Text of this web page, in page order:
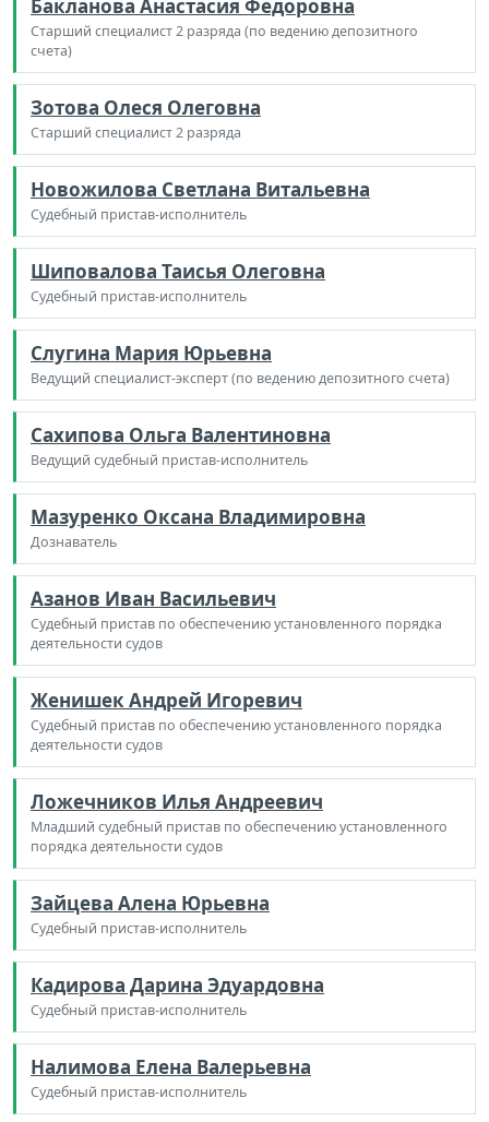
Бакланова Анастасия Федоровна
Старший специалист 2 разряда (по ведению депозитного
счета)
Зотова Олеся Олеговна
Старший специалист 2 разряда
Новожилова Светлана Витальевна
Судебный пристав-исполнитель
Шиповалова Таисья Олеговна
Судебный пристав-исполнитель
Слугина Мария Юрьевна
Ведущий специалист-эксперт (по ведению депозитного счета)
Сахипова Ольга Валентиновна
Ведущий судебный пристав-исполнитель
Мазуренко Оксана Владимировна
Дознаватель
Азанов Иван Васильевич
Судебный пристав по обеспечению установленного порядка
деятельности судов
Женишек Андрей Игоревич
Судебный пристав по обеспечению установленного порядка
деятельности судов
Ложечников Илья Андреевич
Младший судебный пристав по обеспечению установленного
порядка деятельности судов
Зайцева Алена Юрьевна
Судебный пристав-исполнитель
Кадирова Дарина Эдуардовна
Судебный пристав-исполнитель
Налимова Елена Валерьевна
Судебный пристав-исполнитель